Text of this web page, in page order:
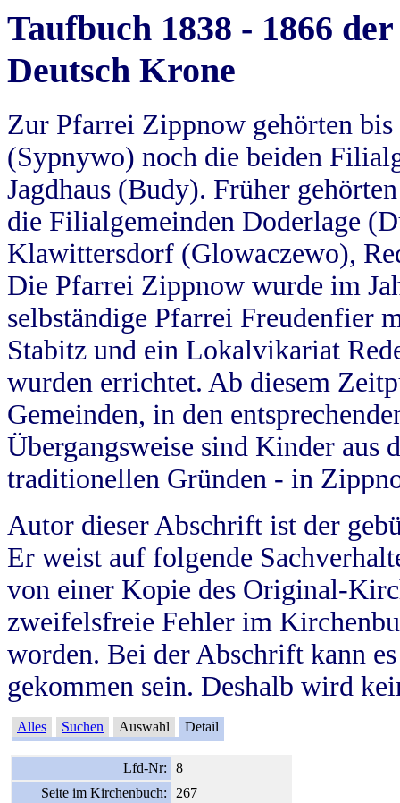
Taufbuch 1838 - 1866
Deutsch Krone
Zur Pfarrei Zippnow gehörten
(Sypnywo) noch die beiden
Jagdhaus (Budy). Früher
die Filialgemeinden Doderlage
Klawittersdorf (Glowaczewo),
Die Pfarrei Zippnow wurde im
selbständige Pfarrei Freudenfier
Stabitz und ein Lokalvikariat
wurden errichtet. Ab diesem
Gemeinden, in den
Übergangsweise sind Kinder aus
traditionellen Gründen - in
Autor dieser Abschrift ist der
Er weist auf folgende
von einer Kopie des Original-
zweifelsfreie Fehler im
worden. Bei der Abschrift kann
gekommen sein. Deshalb wird
Alles Suchen Auswahl Detail
Lfd-Nr:
8
Seite im Kirchenbuch:
267